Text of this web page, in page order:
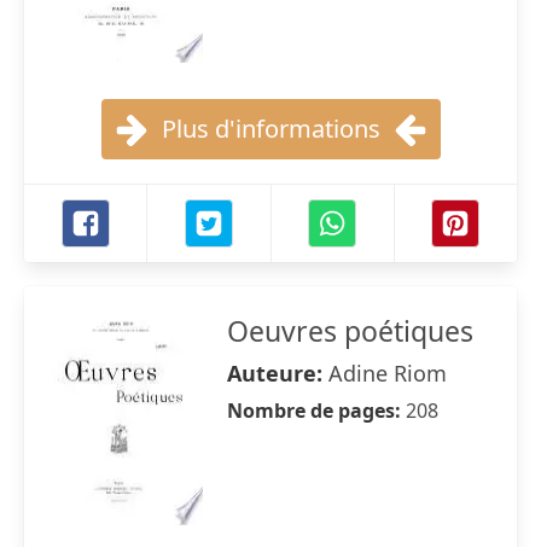
Plus d'informations
Oeuvres poétiques
Auteure: Adine Riom
Nombre de pages: 208